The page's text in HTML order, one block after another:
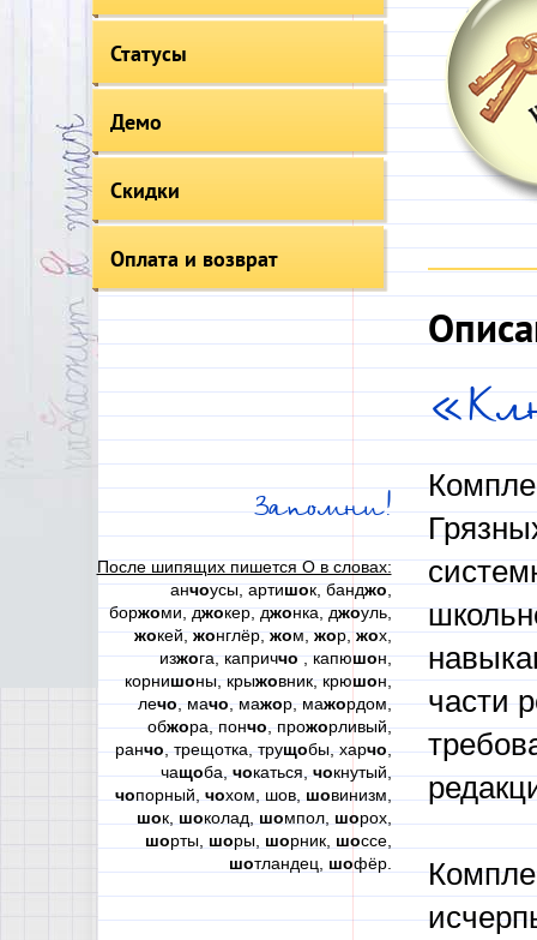
Статусы
Демо
Скидки
Оплата и возврат
Запомни!
После шипящих пишется О в словах:
анчоусы, артишок, банджо,
боржоми, джокер, джонка, джоуль,
жокей,жонглёр,жом,жор,жох,
изжога, каприччо, капюшон,
корнишоны, крыжовник, крюшон,
лечо, мачо, мажор, мажордом,
обжора, пончо, прожорливый,
ранчо, трещотка, трущобы, харчо,
чащоба,чокаться,чокнутый,
чопорный, чохом, шов, шовинизм,
шок, шоколад, шомпол, шорох,
шорты, шоры, шорник, шоссе,
шотландец, шофёр.
части